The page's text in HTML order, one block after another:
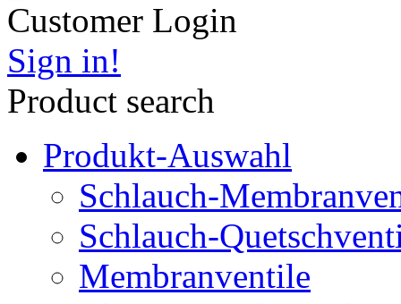
Customer Login
Sign in!
Product search
Produkt-Auswahl
Schlauch-
Schlauch-
Membranventile